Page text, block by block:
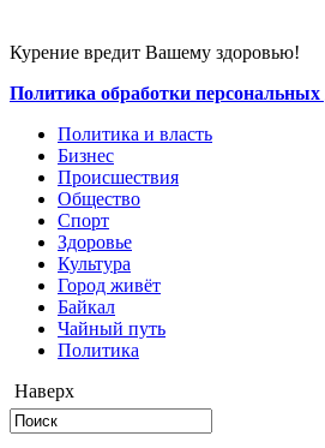
Курение вредит Вашему здоровью!
Политика обработки
Политика и власть
Бизнес
Происшествия
Общество
Cпорт
Здоровье
Культура
Город живёт
Байкал
Чайный путь
Политика
Наверх